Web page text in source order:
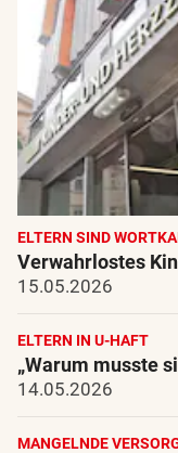
ELTERN SIND
Verwahrlostes
15.05.2026
ELTERN IN U-HAFT
„Warum musste
14.05.2026
MANGELNDE